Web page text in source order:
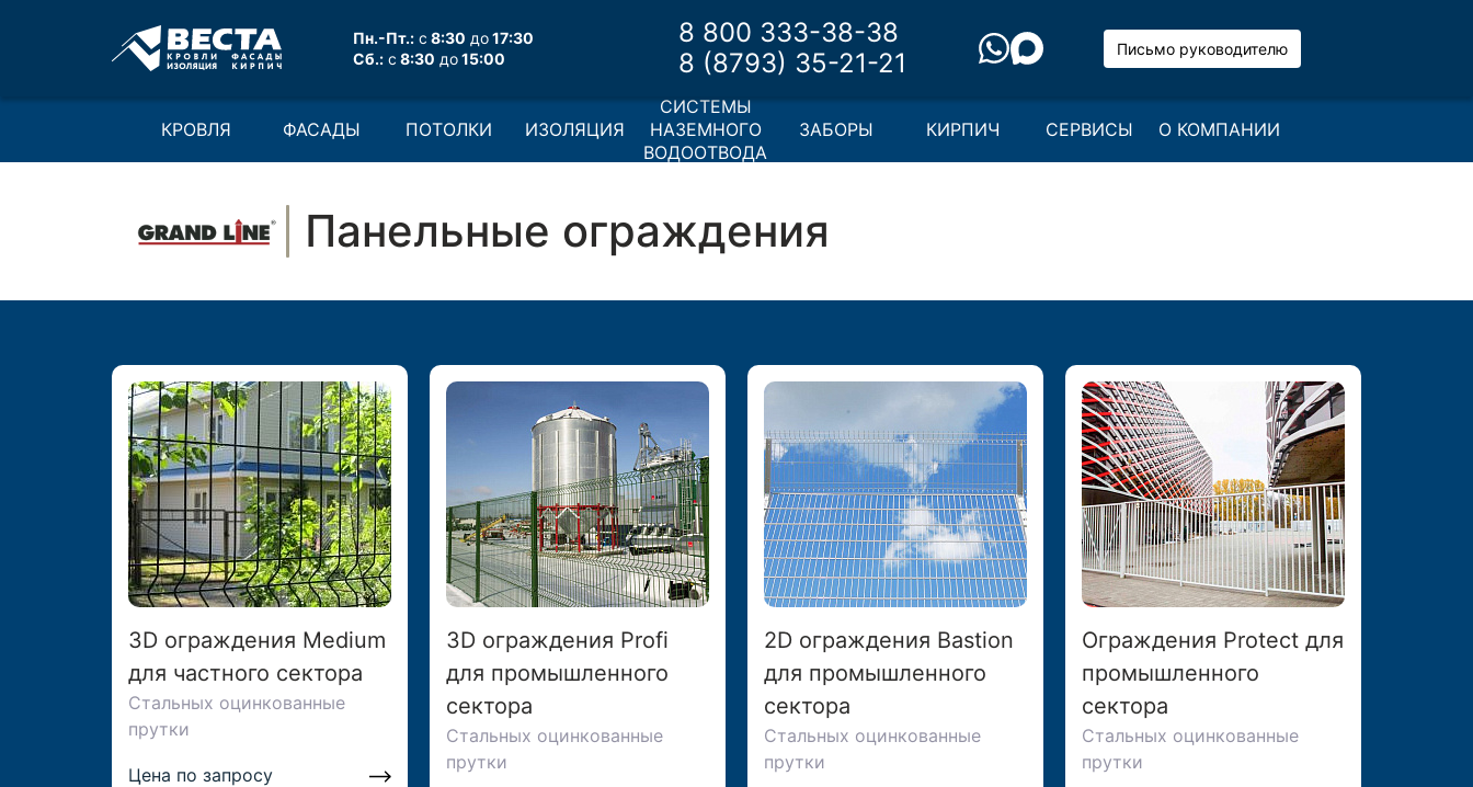
Пн.-Пт.: с 8:30 до17:30
Сб.: с 8:30 до15:00
8 800 333-38-38
8 (8793) 35-21-21
Письмо руководителю
КРОВЛЯ ФАСАДЫ ИЗОЛЯЦИЯ ЗАБОРЫ КИРПИЧ СЕРВИСЫ
ПОТОЛКИ
СИСТЕМЫ
НАЗЕМНОГО
ВОДООТВОДА
О КОМПАНИИ
Панельные ограждения
3D ограждения Medium
для частного сектора
Стальных оцинкованные
прутки
Цена по запросу
3D ограждения Profi
для промышленного
сектора
Стальных оцинкованные
прутки
2D ограждения Bastion
для промышленного
сектора
Стальных оцинкованные
прутки
Ограждения Protect для
промышленного
сектора
Стальных оцинкованные
прутки